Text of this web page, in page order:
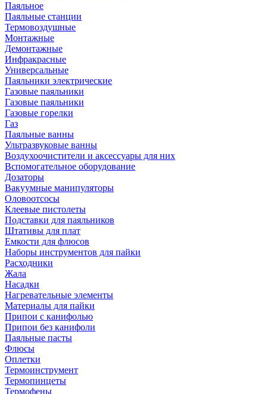
Паяльное
Паяльные станции
Термовоздушные
Монтажные
Демонтажные
Инфракрасные
Универсальные
Паяльники электрические
Газовые паяльники
Газовые паяльники
Газовые горелки
Газ
Паяльные ванны
Ультразвуковые ванны
Воздухоочистители и аксессуары для них
Вспомогательное оборудование
Дозаторы
Вакуумные манипуляторы
Оловоотсосы
Клеевые пистолеты
Подставки для паяльников
Штативы для плат
Емкости для флюсов
Наборы инструментов для пайки
Расходники
Жала
Насадки
Нагревательные элементы
Материалы для пайки
Припои с канифолью
Припои без канифоли
Паяльные пасты
Флюсы
Оплетки
Термоинструмент
Термопинцеты
Термофены